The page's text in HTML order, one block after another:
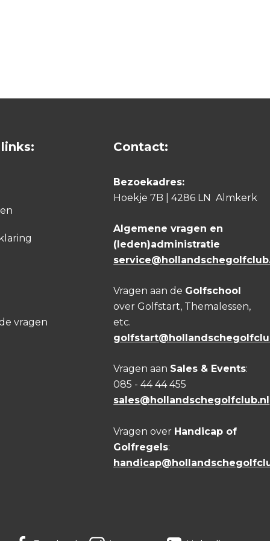
vragen
Contact:
Bezoekadres:
Hoekje 7B | 4286 LN Almkerk
Algemene vragen en
(leden)administratie
Vragen aan de Golfschool
over Golfstart, Themalessen,
etc.
Vragen aan Sales & Events:
085 - 44 44 455
sales@hollandschegolfclub.nl
Vragen over Handicap of
Golfregels: